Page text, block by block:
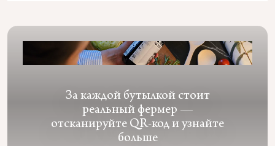
За каждой бутылкой стоит
реальный фермер —
отсканируйте QR-код и узнайте
больше